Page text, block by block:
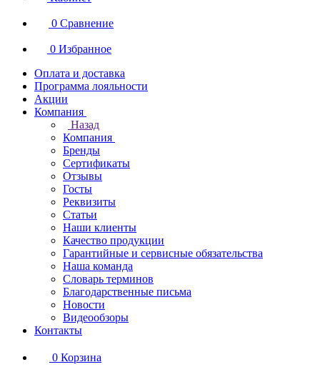
0 Сравнение
0 Избранное
Оплата и доставка
Программа лояльности
Акции
Компания
Назад
Компания
Бренды
Сертификаты
Отзывы
Госты
Реквизиты
Статьи
Наши клиенты
Качество продукции
Гарантийные и сервисные обязательства
Наша команда
Словарь терминов
Благодарственные письма
Новости
Видеообзоры
Контакты
0 Корзина